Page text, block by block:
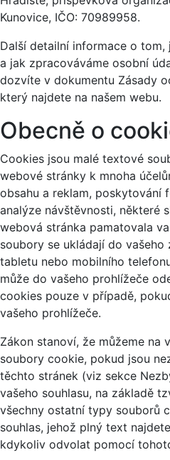
Kunovice, IČO: 70989958.
Další detailní informace o
a jak zpracováváme osobní
dozvíte v dokumentu Zásady
který najdete na našem webu.
Obecně o
Cookies jsou malé textové
webové stránky k mnoha
obsahu a reklam, poskytování
analýze návštěvnosti, některé
webová stránka pamatovala
soubory se ukládají do
tabletu nebo mobilního
může do vašeho prohlížeče
cookies pouze v případě,
vašeho prohlížeče.
Zákon stanoví, že můžeme na
soubory cookie, pokud jsou
těchto stránek (viz sekce
vašeho souhlasu, na základě
všechny ostatní typy souborů
souhlas, jehož plný text najdete
kdykoliv odvolat pomocí